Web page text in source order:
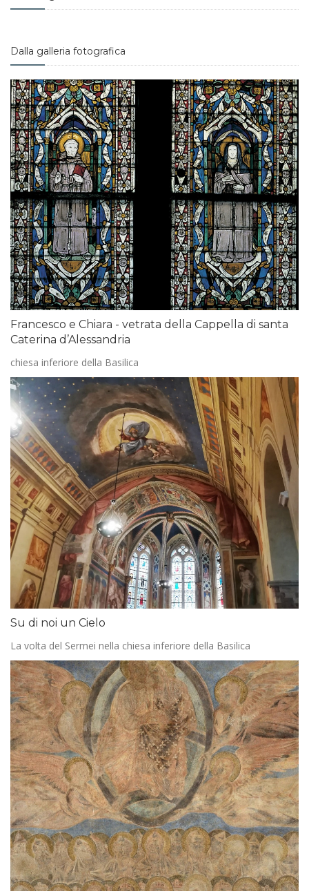
Dalla galleria fotografica
Francesco e Chiara - vetrata della Cappella di santa
Caterina d’Alessandria
chiesa inferiore della Basilica
Su di noi un Cielo
La volta del Sermei nella chiesa inferiore della Basilica